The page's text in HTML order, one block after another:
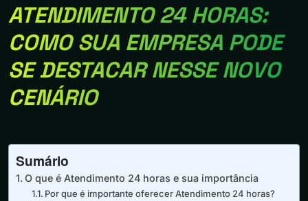
ATENDIMENTO 24 HORAS:
COMO SUA EMPRESA PODE
SE DESTACAR NESSE NOVO
CENÁRIO
Sumário
O que é Atendimento 24 horas e sua importância
Por que é importante oferecer Atendimento 24 horas?